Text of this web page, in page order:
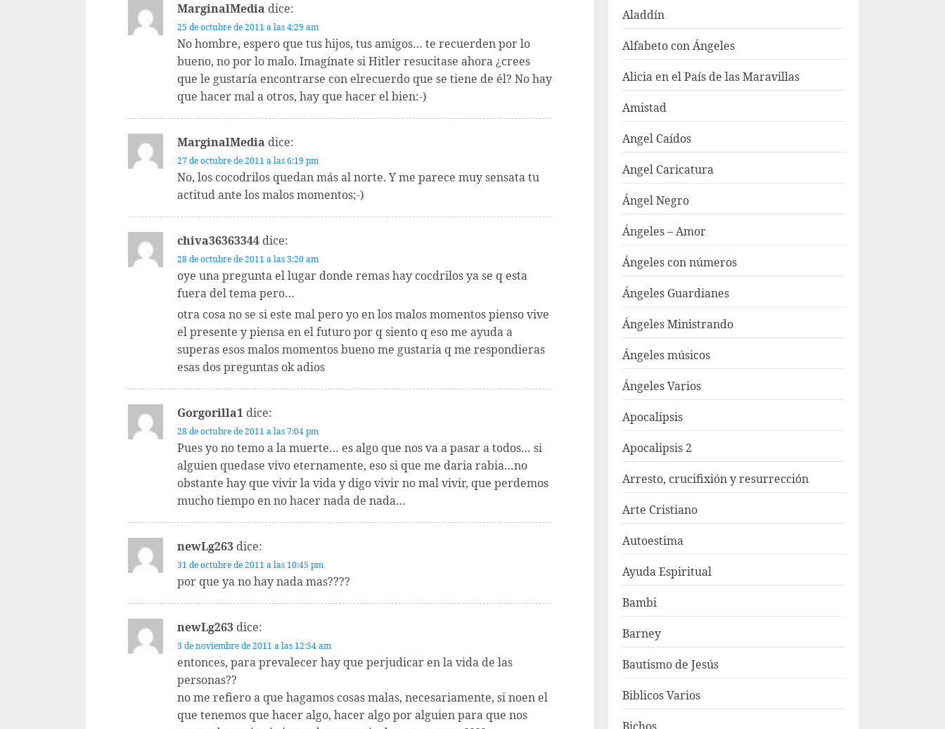
MarginalMedia dice:
25 de octubre de 2011 a las 4:29 am
No hombre, espero que tus hijos, tus amigos… te recuerden por lo
bueno, no por lo malo. Imagínate si Hitler resucitase ahora ¿crees
que le gustaría encontrarse con elrecuerdo que se tiene de él? No hay
que hacer mal a otros, hay que hacer el bien:-)
MarginalMedia dice:
27 de octubre de 2011 a las 6:19 pm
No, los cocodrilos quedan más al norte. Y me parece muy sensata tu
actitud ante los malos momentos;-)
chiva36363344 dice:
28 de octubre de 2011 a las 3:20 am
oye una pregunta el lugar donde remas hay cocdrilos ya se q esta
fuera del tema pero…
otra cosa no se si este mal pero yo en los malos momentos pienso vive
el presente y piensa en el futuro por q siento q eso me ayuda a
superas esos malos momentos bueno me gustaria q me respondieras
esas dos preguntas ok adios
Gorgorilla1 dice:
28 de octubre de 2011 a las 7:04 pm
Pues yo no temo a la muerte… es algo que nos va a pasar a todos… si
alguien quedase vivo eternamente, eso si que me daria rabia…no
obstante hay que vivir la vida y digo vivir no mal vivir, que perdemos
mucho tiempo en no hacer nada de nada…
newLg263 dice:
31 de octubre de 2011 a las 10:45 pm
por que ya no hay nada mas????
newLg263 dice:
3 de noviembre de 2011 a las 12:54 am
entonces, para prevalecer hay que perjudicar en la vida de las
personas??
no me refiero a que hagamos cosas malas, necesariamente, si noen el
que tenemos que hacer algo, hacer algo por alguien para que nos
Aladdín
Alfabeto con Ángeles
Alicia en el País de las Maravillas
Amistad
Angel Caídos
Angel Caricatura
Ángel Negro
Ángeles – Amor
Ángeles con números
Ángeles Guardianes
Ángeles Ministrando
Ángeles músicos
Ángeles Varios
Apocalipsis
Apocalipsis 2
Arresto, crucifixión y resurrección
Arte Cristiano
Autoestima
Ayuda Espiritual
Bambi
Barney
Bautismo de Jesús
Biblicos Varios